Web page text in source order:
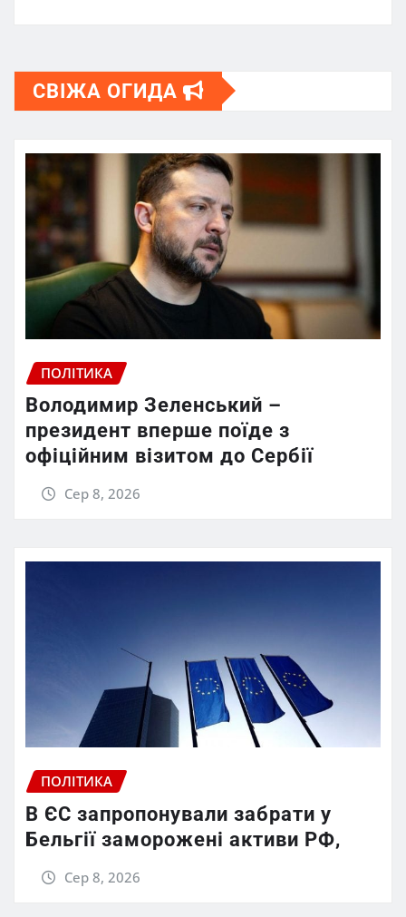
СВІЖА ОГИДА
ПОЛІТИКА
Володимир Зеленський –
президент вперше поїде з
офіційним візитом до Сербії
Сер 8, 2026
ПОЛІТИКА
В ЄС запропонували забрати у
Бельгії заморожені активи РФ,
Сер 8, 2026